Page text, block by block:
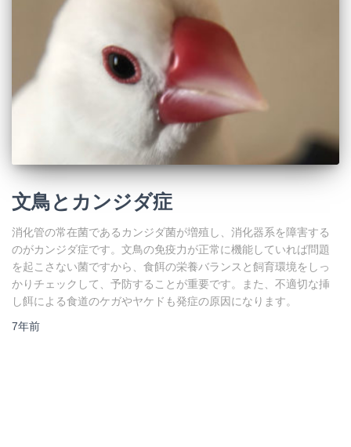
文鳥とカンジダ症
消化管の常在菌であるカンジダ菌が増殖し、消化器系を障害する
のがカンジダ症です。文鳥の免疫力が正常に機能していれば問題
を起こさない菌ですから、食餌の栄養バランスと飼育環境をしっ
かりチェックして、予防することが重要です。また、不適切な挿
し餌による食道のケガやヤケドも発症の原因になります。
7年前